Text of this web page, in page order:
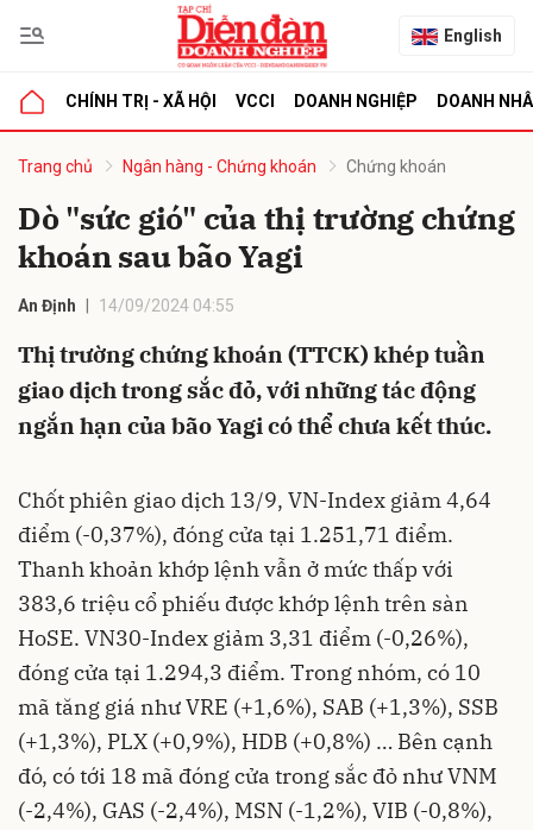
English
CHÍNH TRỊ - XÃ HỘI VCCI DOANH NGHIỆP DOANH
Trang chủ Ngân hàng - Chứng khoán Chứng khoán
Dò "sức gió" của thị trường chứng
khoán sau bão Yagi
An Định 14/09/2024 04:55
Thị trường chứng khoán (TTCK) khép tuần
giao dịch trong sắc đỏ, với những tác động
ngắn hạn của bão Yagi có thể chưa kết thúc.
Chốt phiên giao dịch 13/9, VN-Index giảm 4,64
điểm (-0,37%), đóng cửa tại 1.251,71 điểm.
Thanh khoản khớp lệnh vẫn ở mức thấp với
383,6 triệu cổ phiếu được khớp lệnh trên sàn
HoSE. VN30-Index giảm 3,31 điểm (-0,26%),
đóng cửa tại 1.294,3 điểm. Trong nhóm, có 10
mã tăng giá như VRE (+1,6%), SAB (+1,3%), SSB
(+1,3%), PLX (+0,9%), HDB (+0,8%) … Bên cạnh
đó, có tới 18 mã đóng cửa trong sắc đỏ như VNM
(-2,4%), GAS (-2,4%), MSN (-1,2%), VIB (-0,8%),
luận
Hủy